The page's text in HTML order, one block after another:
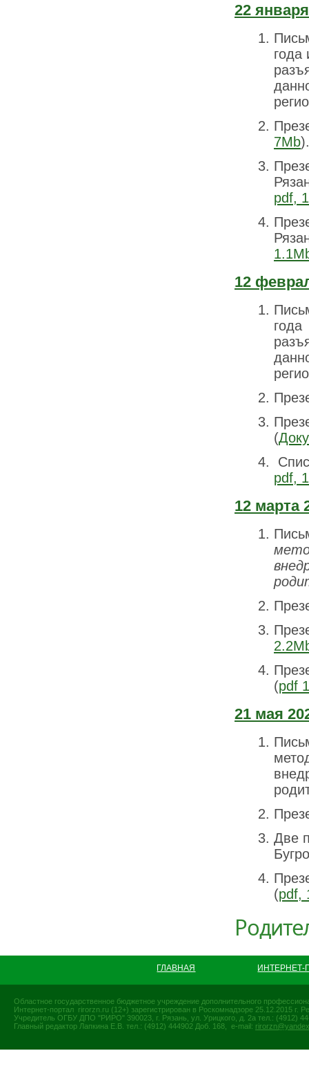
22 января
года
7Mb).
pdf,
12
года
(
pdf,
12 марта
(pdf
21 мая
Две
(pdf,
ГЛАВНАЯ
Областное государственное бюджетное учреждение дополнительного
Интернет-портал rirorzn.ru (12+) зарегистрирован в Роскомнадзоре 25.12.2015
Учредитель ОГБУ ДПО "РИРО" 390023, г. Рязань, ул. Урицкого, д. 2а тел.: (4912)
Главный редактор Лапкина Е.В. тел.: (4912) 444902 Доб. 168, e-mail: